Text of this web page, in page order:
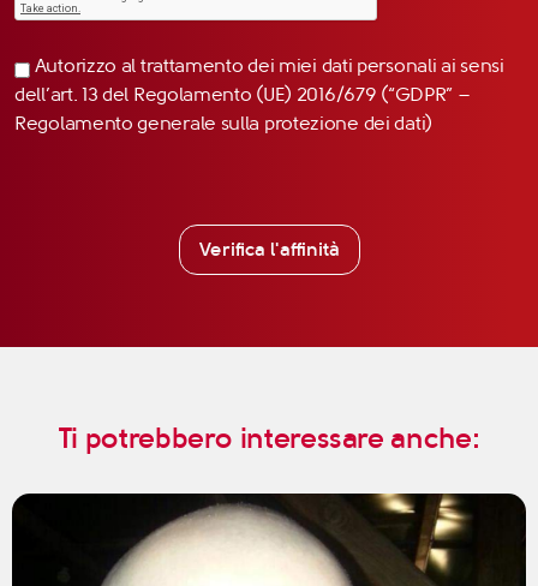
Autorizzo al trattamento dei miei dati personali ai sensi
dell’art. 13 del Regolamento (UE) 2016/679 (“GDPR” –
Regolamento generale sulla protezione dei dati)
Verifica l'affinità
Ti potrebbero interessare anche: